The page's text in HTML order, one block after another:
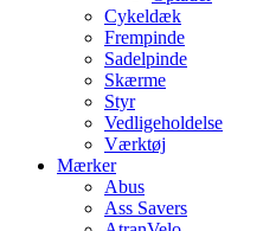
Cykeldæk
Frempinde
Sadelpinde
Skærme
Styr
Vedligeholdelse
Værktøj
Mærker
Abus
Ass Savers